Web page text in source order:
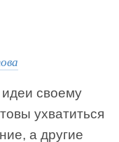
своему
ухватиться
а другие